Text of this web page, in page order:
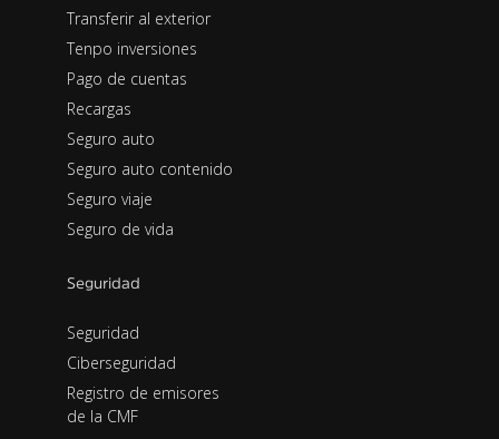
Transferir al exterior
Tenpo inversiones
Pago de cuentas
Recargas
Seguro auto
Seguro auto contenido
Seguro viaje
Seguro de vida
Seguridad
Seguridad
Ciberseguridad
Registro de emisores
de la CMF